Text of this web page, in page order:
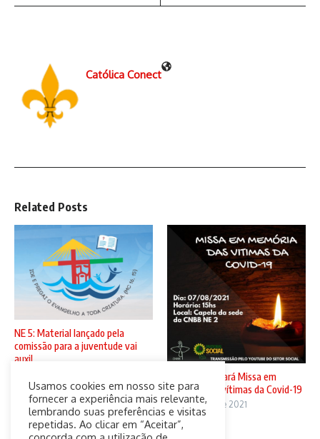
Católica Conect
Related Posts
NE 5: Material lançado pela
comissão para a juventude vai
auxil ...
CNBB N2 sediará Missa em
memória das vítimas da Covid-19
4 de agosto de 2021
Usamos cookies em nosso site para
fornecer a experiência mais relevante,
lembrando suas preferências e visitas
repetidas. Ao clicar em “Aceitar”,